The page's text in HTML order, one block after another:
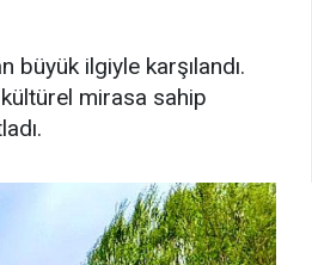
büyük ilgiyle karşılandı.
mirasa sahip